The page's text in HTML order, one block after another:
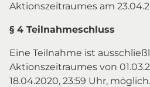
Aktionszeitraumes am
§ 4 Teilnahmeschluss
Eine Teilnahme ist
Aktionszeitraumes von
18.04.2020, 23:59 Uhr,